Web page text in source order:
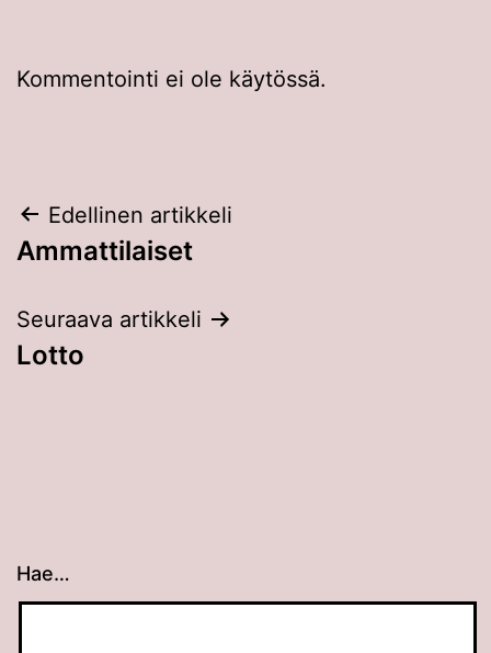
Kommentointi ei ole käytössä.
Artikkelien
selaus
Edellinen artikkeli
Ammattilaiset
Seuraava artikkeli
Lotto
Hae…
Kun tuloksia tulee, voit selata niitä